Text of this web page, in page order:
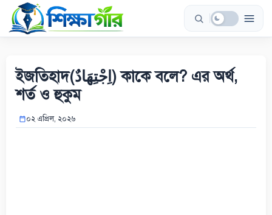
Skip
content
ইজতিহাদ(اِجْتِهَادٌ) কাকে বলে? এর অর্থ,
শর্ত ও হুকুম
০২ এপ্রিল, ২০২৬